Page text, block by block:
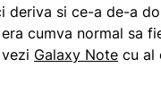
deriva si ce-a de-a
cumva normal sa
Galaxy Note cu al